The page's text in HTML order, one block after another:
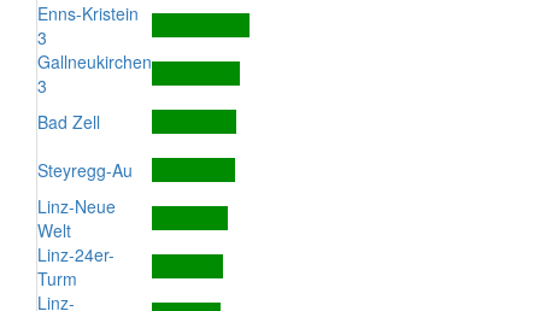
Enns-Kristein
3
Gallneukirchen
3
Bad Zell
Steyregg-Au
Linz-Neue
Welt
Linz-24er-
Turm
Linz-